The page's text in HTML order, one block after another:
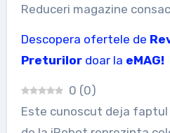
Reduceri magazine
Descopera ofertele de
Preturilor doar la eMAG!
0 (0)
Este cunoscut deja faptul ca robotii de aspirare